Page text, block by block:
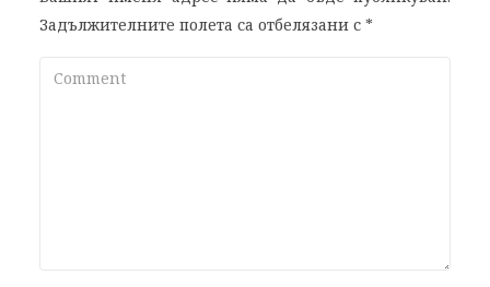
Задължителните полета са отбелязани с *
Comment